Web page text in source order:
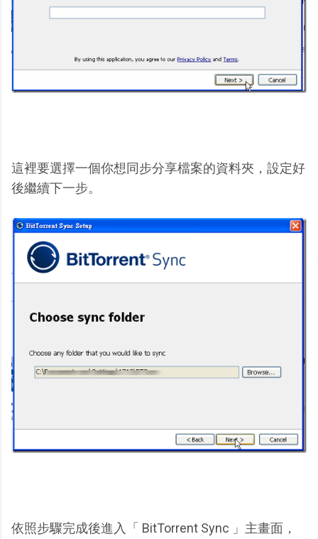
這裡要選擇一個你想同步分享檔案的資料夾，設定好
後繼續下一步。
依照步驟完成後進入「 BitTorrent Sync 」主畫面，